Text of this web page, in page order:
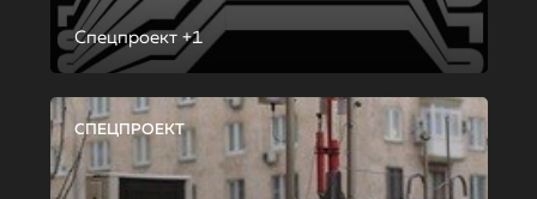
Спецпроект +1
СПЕЦПРОЕКТ